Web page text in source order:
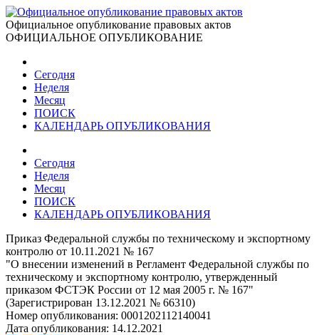
Официальное опубликование правовых актов
ОФИЦИАЛЬНОЕ ОПУБЛИКОВАНИЕ
Сегодня
Неделя
Месяц
ПОИСК
КАЛЕНДАРЬ ОПУБЛИКОВАНИЯ
Сегодня
Неделя
Месяц
ПОИСК
КАЛЕНДАРЬ ОПУБЛИКОВАНИЯ
Приказ Федеральной службы по техническому и экспортному
контролю от 10.11.2021 № 167
"О внесении изменений в Регламент Федеральной службы по
техническому и экспортному контролю, утвержденный
приказом ФСТЭК России от 12 мая 2005 г. № 167"
(Зарегистрирован 13.12.2021 № 66310)
Номер опубликования: 0001202112140041
Дата опубликования: 14.12.2021